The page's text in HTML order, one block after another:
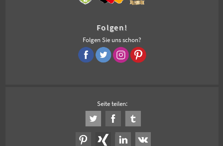
Folgen!
Folgen Sie uns schon?
Seite teilen: